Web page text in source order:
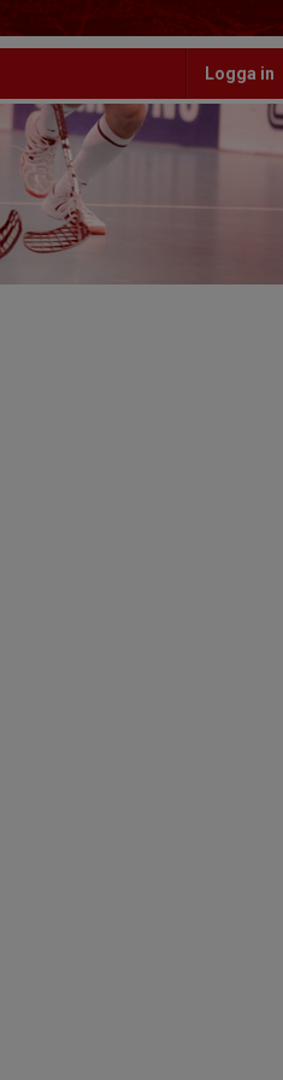
Logga in